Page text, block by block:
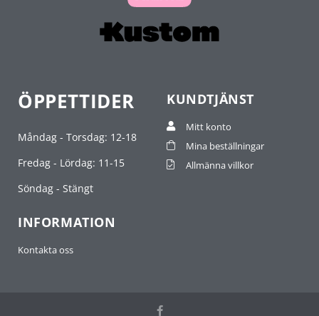
ÖPPETTIDER
Måndag - Torsdag: 12-18
Fredag - Lördag: 11-15
Söndag - Stängt
KUNDTJÄNST
Mitt konto
Mina beställningar
Allmänna villkor
INFORMATION
Kontakta oss